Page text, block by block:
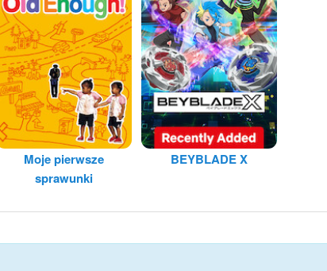
Moje pierwsze
sprawunki
BEYBLADE X